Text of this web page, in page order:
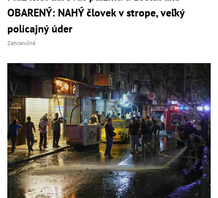
OBARENÝ: NAHÝ človek v strope, veľký
policajný úder
Zahraničné